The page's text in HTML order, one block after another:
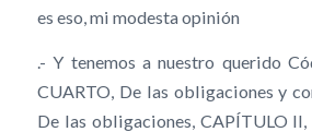
es eso, mi modesta opinión
.- Y tenemos a nuestro querido
CUARTO, De las obligaciones y
De las obligaciones, CAPÍTULO